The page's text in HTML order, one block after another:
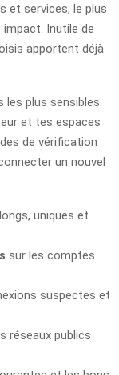
et services, le plus
Inutile de
apportent déjà
plus sensibles.
et tes espaces
de vérification
un nouvel
uniques et
sur les comptes
suspectes et
réseaux publics